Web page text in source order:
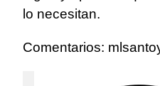
lo necesitan.
Comentarios: